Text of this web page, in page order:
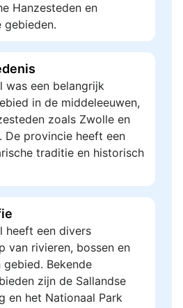
Hanzesteden en
gebieden.
was een belangrijk
in de middeleeuwen,
zoals Zwolle en
De provincie heeft een
traditie en historisch
heeft een divers
van rivieren, bossen en
gebied. Bekende
zijn de Sallandse
en het Nationaal Park